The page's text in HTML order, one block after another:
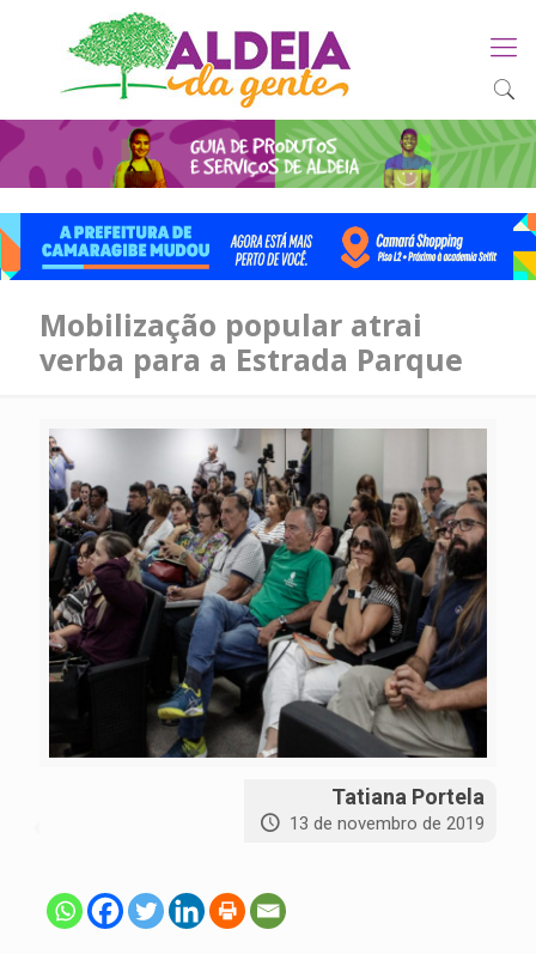
Mobilização popular atrai
verba para a Estrada Parque
Tatiana Portela
13 de novembro de 2019